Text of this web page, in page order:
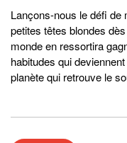
Lançons-nous le défi de
petites têtes blondes
monde en ressortira
habitudes qui
planète qui retrouve le